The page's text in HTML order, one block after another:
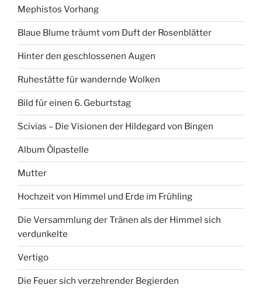
Mephistos Vorhang
Blaue Blume träumt vom Duft der Rosenblätter
Hinter den geschlossenen Augen
Ruhestätte für wandernde Wolken
Bild für einen 6. Geburtstag
Scivias – Die Visionen der Hildegard von Bingen
Album Ölpastelle
Mutter
Hochzeit von Himmel und Erde im Frühling
Die Versammlung der Tränen als der Himmel sich
verdunkelte
Vertigo
Die Feuer sich verzehrender Begierden